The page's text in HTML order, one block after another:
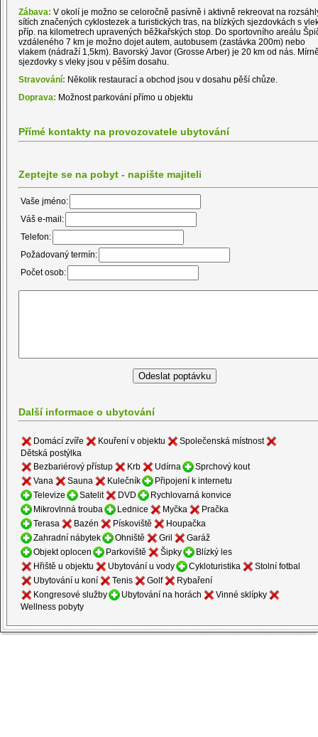
Zábava: V okolí je možno se celoročně pasívně i aktivně rekreovat na
sítích značených cyklostezek a turistických tras, na blízkých sjezdovkách s
příp. na kilometrech upravených běžkařských stop. Do sportovního areálu
vzdáleného 7 km je možno dojet autem, autobusem (zastávka 200m) nebo
vlakem (nádraží 1,5km). Bavorský Javor (Grosse Arber) je 20 km od nás.
sjezdovky s vleky jsou v pěším dosahu.
Stravování: Několik restaurací a obchod jsou v dosahu pěší chůze.
Doprava: Možnost parkování přímo u objektu
Přímé kontakty na provozovatele ubytování
Zeptejte se na pobyt - napište majiteli
Vaše jméno:
Váš e-mail:
Telefon:
Požadovaný termín:
Počet osob:
Další informace o ubytování
Domácí zvíře Kouření v objektu
Společenská místnost
Dětská postýlka
Bezbariérový přístup
Krb Udírna
Sprchový kout
Vana
Sauna Kulečník
Připojení k internetu
Televize
Satelit DVD
Rychlovarná konvice
Mikrovlnná trouba
Lednice Myčka
Pračka
Terasa
Bazén Pískoviště
Houpačka
Zahradní nábytek
Ohniště Gril
Garáž
Objekt oplocen
Parkoviště Šipky
Blízký les
Hřiště u objektu
Ubytování u vody Cykloturistika
Stolní fotbal
Ubytování u koní
Tenis Golf
Rybaření
Kongresové služby
Ubytování na horách
Vinné sklípky
Wellness pobyty